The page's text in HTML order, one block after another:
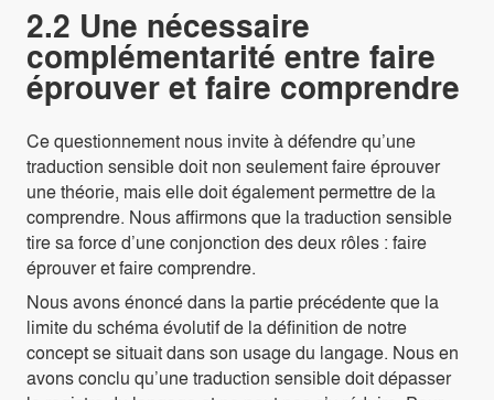
2.2 Une nécessaire
complémentarité entre faire
éprouver et faire comprendre
Ce questionnement nous invite à défendre qu’une
traduction sensible doit non seulement faire éprouver
une théorie, mais elle doit également permettre de la
comprendre. Nous affirmons que la traduction sensible
tire sa force d’une conjonction des deux rôles : faire
éprouver et faire comprendre.
Nous avons énoncé dans la partie précédente que la
limite du schéma évolutif de la définition de notre
concept se situait dans son usage du langage. Nous en
avons conclu qu’une traduction sensible doit dépasser